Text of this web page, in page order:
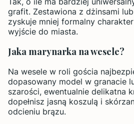
grafit. Zestawiona z dżinsami
zyskuje mniej formalny
wyjście do miasta.
Jaka marynarka na wesele?
Na wesele w roli gościa
dopasowany model w granacie
szarości, ewentualnie delikatna
dopełnisz jasną koszulą i
odcieniu brązu.